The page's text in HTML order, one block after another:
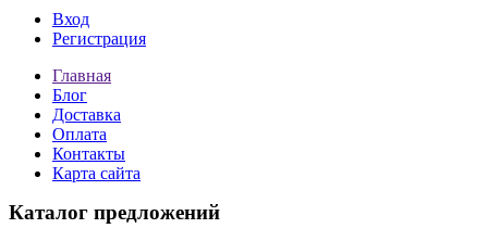
Вход
Регистрация
Главная
Блог
Доставка
Оплата
Контакты
Карта сайта
Каталог предложений